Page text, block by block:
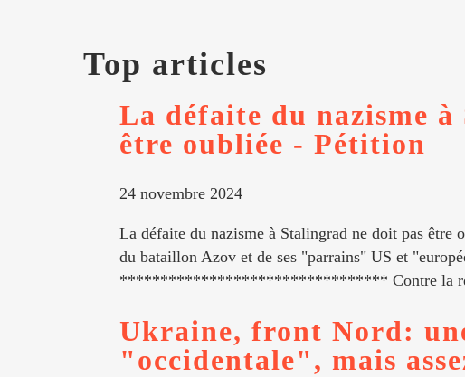
Top articles
La défaite du nazisme
être oubliée - Pétition
24 novembre 2024
La défaite du nazisme à Stalingrad ne doit pas être
du bataillon Azov et de ses "parrains" US et
********************************* Contre la
Ukraine, front Nord:
"occidentale", mais